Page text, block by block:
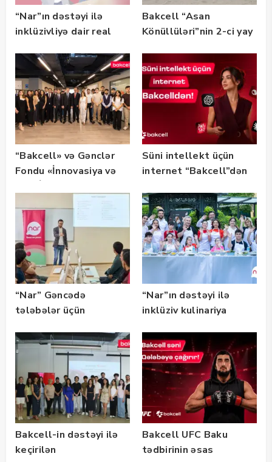
“Nar”ın dəstəyi ilə
inklüzivliyə dair real
təqdim edilir
Bakcell “Asan
Könüllüləri”nin 2-ci yay
olub — FOTO
“Bakcell» və Gənclər
Fondu «İnnovasiya və
təqaüd proqramının
qalibləri ilə görüş
keçirib
Süni intellekt üçün
internet “Bakcell”dən
“Nar” Gəncədə
tələbələr üçün
təlimləri təşkil edib
“Nar”ın dəstəyi ilə
inklüziv kulinariya
keçirilib — Fotolar
Bakcell-in dəstəyi ilə
keçirilən
Bakcell UFC Baku
tədbirinin əsas